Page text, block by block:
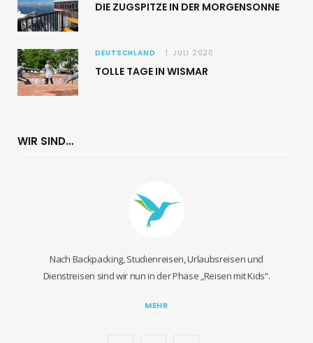
DIE ZUGSPITZE IN DER MORGENSONNE
DEUTSCHLAND 1. JULI 2020
TOLLE TAGE IN WISMAR
WIR SIND…
Nach Backpacking, Studienreisen, Urlaubsreisen und
Dienstreisen sind wir nun in der Phase „Reisen mit Kids“.
MEHR